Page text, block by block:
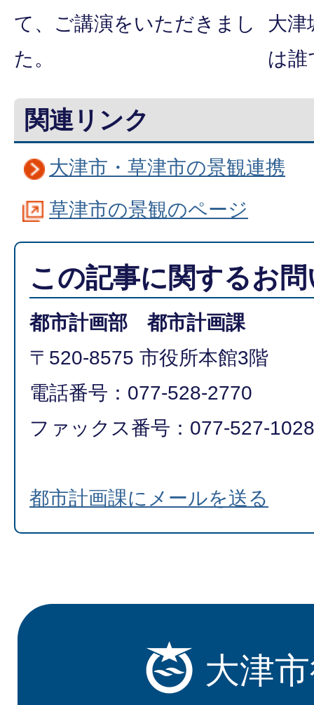
て、ご講演をいただきまし
た。
大津
は誰
関連リンク
大津市・草津市の景観連携
草津市の景観のページ
この記事に関するお
都市計画部 都市計画課
〒520-8575 市役所本館3階
電話番号：077-528-2770
ファックス番号：077-527-1028
都市計画課にメールを送る
大津